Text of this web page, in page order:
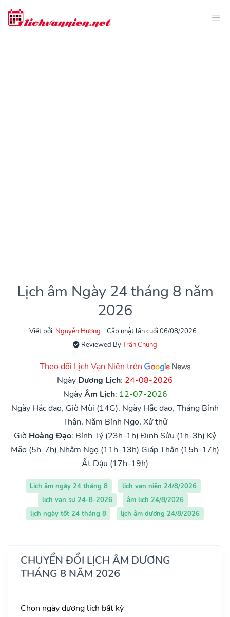
Lịch âm Ngày 24 tháng 8 năm
2026
Viết bởi: Nguyễn Hương
Cập nhật lần cuối 06/08/2026
Reviewed ByTrần Chung
Theo dõi Lịch Vạn Niên trên
Ngày Dương Lịch: 24-08-2026
NgàyÂm Lịch: 12-07-2026
Ngày Hắc đạo, Giờ Mùi (14G), Ngày Hắc đạo, Tháng Bính
Thân, Năm Bính Ngọ, Xử thử
Giờ Hoàng Đạo: Bính Tý (23h-1h) Đinh Sửu (1h-3h) Kỷ
Mão (5h-7h) Nhâm Ngọ (11h-13h) Giáp Thân (15h-17h)
Ất Dậu (17h-19h)
Lịch âm ngày 24 tháng 8
lịch vạn niên 24/8/2026
lịch vạn sự 24-8-2026
âm lịch 24/8/2026
lịch ngày tốt 24 tháng 8
lịch âm dương 24/8/2026
CHUYỂN ĐỔI LỊCH ÂM DƯƠNG
THÁNG 8 NĂM 2026
Chọn ngày dương lịch bất kỳ